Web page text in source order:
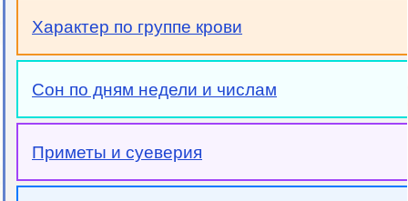
Характер по группе крови
Сон по дням недели и числам
Приметы и суеверия